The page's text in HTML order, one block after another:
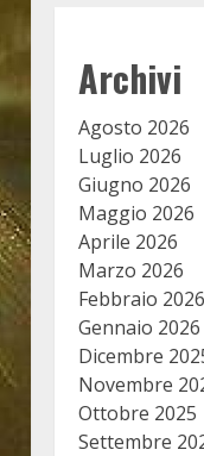
Archivi
Agosto 2026
Luglio 2026
Giugno 2026
Maggio 2026
Aprile 2026
Marzo 2026
Febbraio 2026
Gennaio 2026
Dicembre
Novembre
Ottobre 2025
Settembre